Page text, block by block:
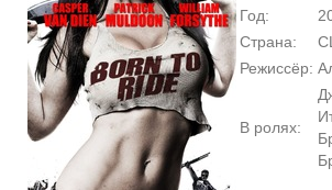
Год:
Страна:
Режиссёр:
В ролях: